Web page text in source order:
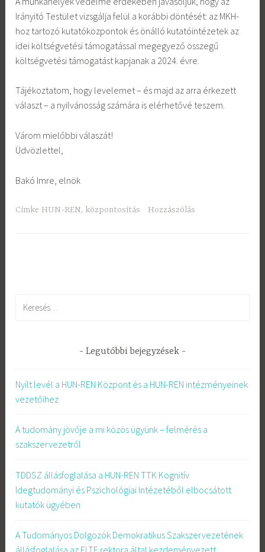
Irányitó Testület vizsgálja felül a korábbi döntését: az MKH-
hoz tartozó kutatóközpontok és önálló kutatóintézetek az
idei költségvetési támogatással megegyező összegű
költségvetési támogatást kapjanak a 2024. évre.
Tájékoztatom, hogy levelemet – és majd az arra érkezett
választ – a nyilvánosság számára is elérhetővé teszem.
Várom mielőbbi válaszát!
Üdvözlettel,
Bakó Imre, elnök
Címke HUN-REN, központosítás Hozzászólás
Keresés:
Legutóbbi bejegyzések
Nyílt levél a HUN-REN Központ és a HUN-REN intézményeinek
vezetőihez
A tudomány jövője a mi közös ügyünk – felmérés a
szakszervezetről
TDDSZ állásfoglalása a HUN-REN TTK Kognitív
Idegtudományi és Pszichológiai Intézetéből elbocsátott
kutatók ügyében
A Tudományos Dolgozók Demokratikus Szakszervezetének